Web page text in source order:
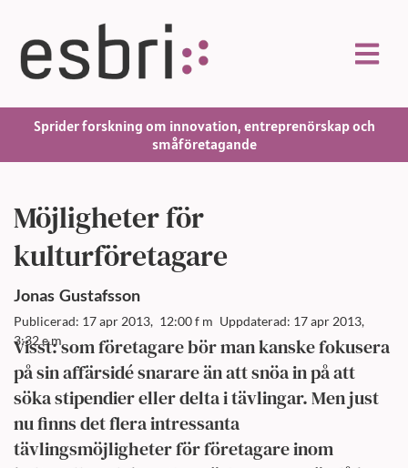
Sprider forskning om innovation, entreprenörskap och
småföretagande
Möjligheter för
kulturföretagare
Jonas Gustafsson
Publicerad: 17 apr 2013, 12:00 f m Uppdaterad: 17 apr 2013,
3:32 e m
Visst: som företagare bör man kanske fokusera
på sin affärsidé snarare än att snöa in på att
söka stipendier eller delta i tävlingar. Men just
nu finns det flera intressanta
tävlingsmöjligheter för företagare inom